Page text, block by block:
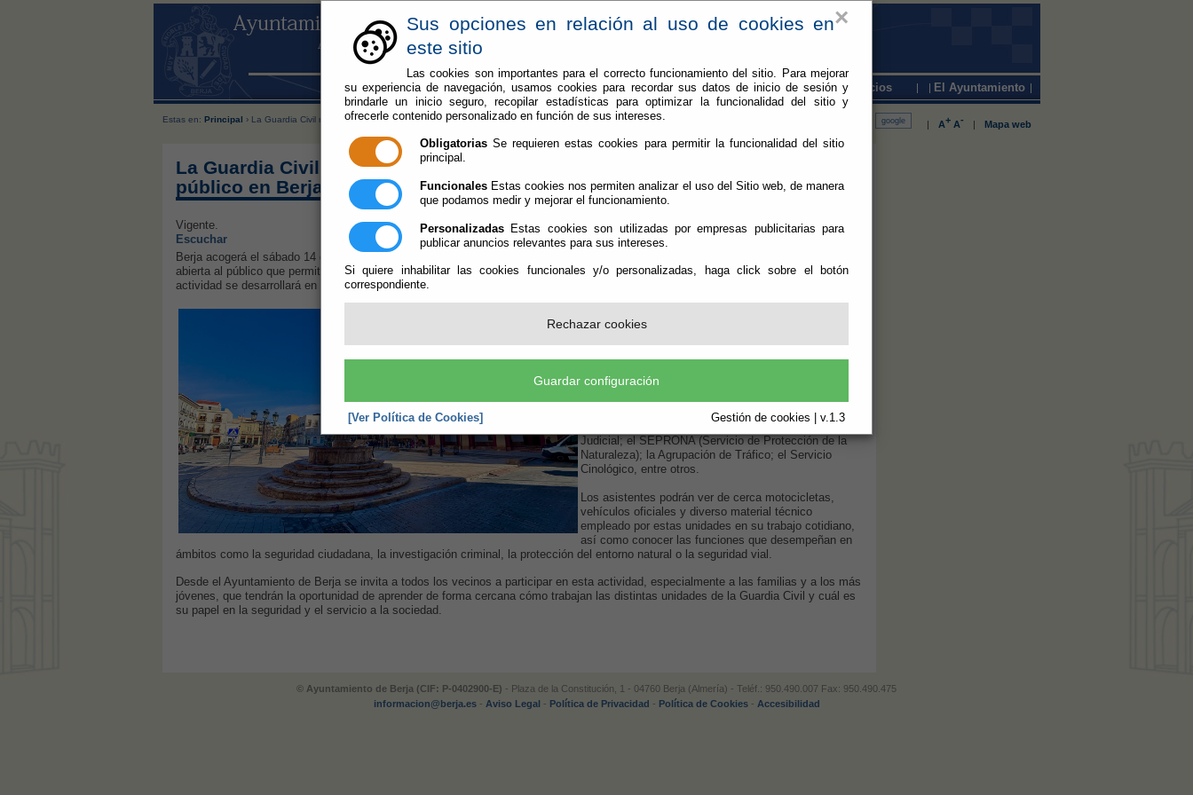
×
Sus opciones en relación al uso de cookies en
este sitio
Las cookies son importantes para el correcto funcionamiento del sitio. Para mejorar
su experiencia de navegación, usamos cookies para recordar sus datos de inicio de sesión y
brindarle un inicio seguro, recopilar estadísticas para optimizar la funcionalidad del sitio y
ofrecerle contenido personalizado en función de sus intereses.
Obligatorias Se requieren estas cookies para permitir la funcionalidad del sitio
principal.
Funcionales Estas cookies nos permiten analizar el uso del Sitio web, de manera
que podamos medir y mejorar el funcionamiento.
Personalizadas Estas cookies son utilizadas por empresas publicitarias para
publicar anuncios relevantes para sus intereses.
Si quiere inhabilitar las cookies funcionales y/o personalizadas, haga click sobre el botón
correspondiente.
Rechazar cookies
Guardar configuración
[Ver Política de Cookies] Gestión de cookies | v.1.3
Vive en Berja Conoce Berja Servicios El Ayuntamiento
Estas en: Principal › La Guardia Civil mostrará sus medios y unidades en una jornada abierta al público en Berja | A+ A- | Mapa web
La Guardia Civil mostrará sus medios y unidades en una jornada abierta al
público en Berja
Vigente.
Escuchar
Berja acogerá el sábado 14 de marzo una exposición de medios y exhibición de diferentes unidades de la Guardia Civil, una actividad
abierta al público que permitirá a vecinos y visitantes conocer de cerca el trabajo que realizan los distintos servicios del cuerpo. La
actividad se desarrollará en la Plaza de la Constitución en horario de 09:00 a 13:00 horas.
vehículos y equipamiento que la Guardia Civil utiliza
Guardia Civil, entre ellas la USECIC (Unidad de
Seguridad Ciudadana de la Comandancia); la Policía
Judicial; el SEPRONA (Servicio de Protección de la
Naturaleza); la Agrupación de Tráfico; el Servicio
Cinológico, entre otros.
Los asistentes podrán ver de cerca motocicletas,
vehículos oficiales y diverso material técnico
empleado por estas unidades en su trabajo cotidiano,
así como conocer las funciones que desempeñan en
ámbitos como la seguridad ciudadana, la investigación criminal, la protección del entorno natural o la seguridad vial.
Desde el Ayuntamiento de Berja se invita a todos los vecinos a participar en esta actividad, especialmente a las familias y a los más
jóvenes, que tendrán la oportunidad de aprender de forma cercana cómo trabajan las distintas unidades de la Guardia Civil y cuál es
su papel en la seguridad y el servicio a la sociedad.
© Ayuntamiento de Berja (CIF: P-0402900-E) - Plaza de la Constitución, 1 - 04760 Berja (Almería) - Teléf.: 950.490.007 Fax: 950.490.475
informacion@berja.es- Aviso Legal - Política de Privacidad - Política de Cookies- Accesibilidad